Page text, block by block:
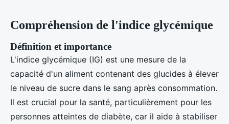
Compréhension de l'indice glycémique
Définition et importance
L'indice glycémique (IG) est une mesure de la
capacité d'un aliment contenant des glucides à élever
le niveau de sucre dans le sang après consommation.
Il est crucial pour la santé, particulièrement pour les
personnes atteintes de diabète, car il aide à stabiliser